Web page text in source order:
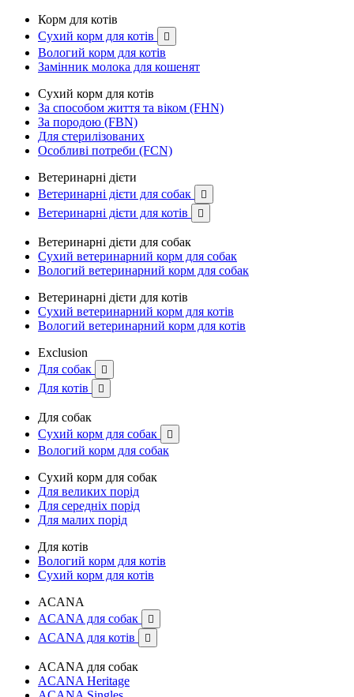
Корм для котів
Сухий корм для котів

Вологий корм для котів
Замінник молока для кошенят
Сухий корм для котів
За способом життя та віком (FHN)
За породою (FBN)
Для стерилізованих
Особливі потреби (FCN)
Ветеринарні дієти
Ветеринарні дієти для собак

Ветеринарні дієти для котів 
Ветеринарні дієти для собак
Сухий ветеринарний корм для собак
Вологий ветеринарний корм для собак
Ветеринарні дієти для котів
Сухий ветеринарний корм для котів
Вологий ветеринарний корм для котів
Exclusion
Для собак

Для котів 
Для собак
Сухий корм для собак

Вологий корм для собак
Сухий корм для собак
Для великих порід
Для середніх порід
Для малих порід
Для котів
Вологий корм для котів
Сухий корм для котів
ACANA
ACANA для собак

ACANA для котів 
ACANA для собак
ACANA Heritage